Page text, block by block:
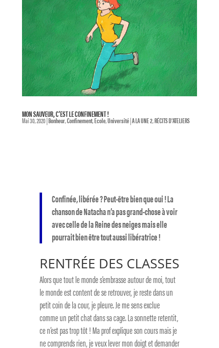
MON SAUVEUR, C’EST LE CONFINEMENT !
Mai 30, 2020|Bonheur,Confinement,Ecole,Université|A LA UNE 2,RÉCITS D'ATELIERS
Confinée, libérée ? Peut-être bien que oui ! La
chanson de Natacha n’a pas grand-chose à voir
avec celle de la Reine des neiges mais elle
pourrait bien être tout aussi libératrice !
RENTRÉE DES CLASSES
Alors que tout le monde s’embrasse autour de moi, tout
le monde est content de se retrouver, je reste dans un
petit coin de la cour, je pleure. Je me sens exclue
comme un petit chat dans sa cage. La sonnette retentit,
ce n’est pas trop tôt ! Ma prof explique son cours mais je
ne comprends rien, je veux lever mon doigt et demander